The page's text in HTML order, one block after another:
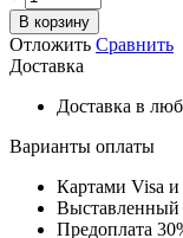
В корзину
Отложить Сравнить
Доставка
Доставка в
Варианты оплаты
Картами Visa и
Выставленный
Предоплата